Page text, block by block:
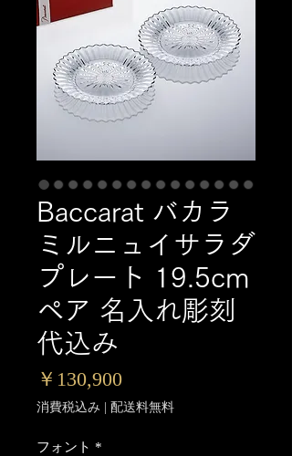
Baccarat バカラ
ミルニュイサラダ
プレート 19.5cm
ペア 名入れ彫刻
代込み
￥130,900価
格
消費税込み | 配送料無料
フォント *